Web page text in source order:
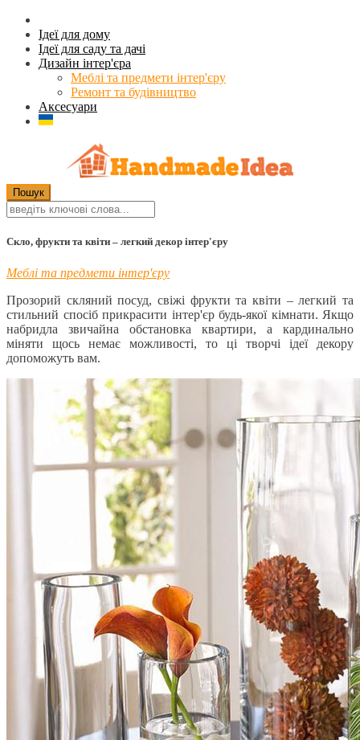
Ідеї для дому
Ідеї для саду та дачі
Дизайн інтер'єра
Меблі та предмети інтер'єру
Ремонт та будівництво
Аксесуари
Скло, фрукти та квіти – легкий декор інтер'єру
Меблі та предмети інтер'єру
Прозорий скляний посуд, свіжі фрукти та квіти – легкий та
стильний спосіб прикрасити інтер'єр будь-якої кімнати. Якщо
набридла звичайна обстановка квартири, а кардинально
міняти щось немає можливості, то ці творчі ідеї декору
допоможуть вам.